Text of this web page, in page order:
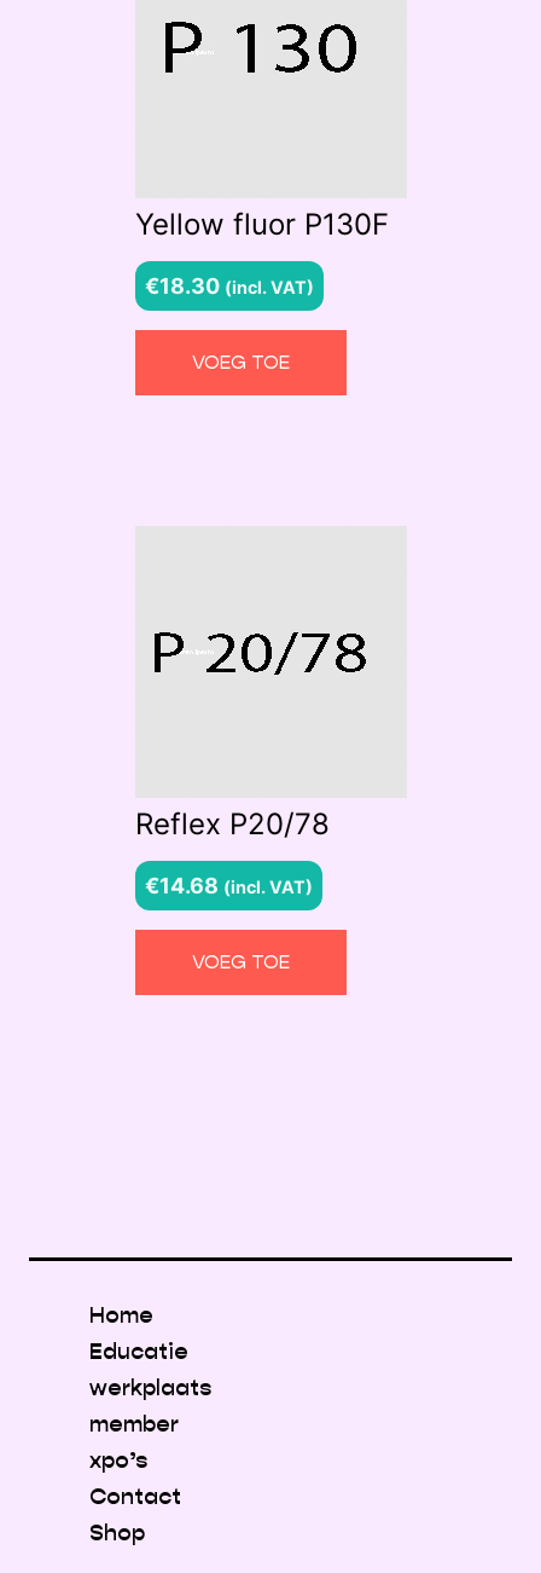
Yellow fluor P130F
€18.30 (incl. VAT)
VOEG TOE
Reflex P20/78
€14.68 (incl. VAT)
VOEG TOE
Home
Educatie
werkplaats
member
xpo’s
Contact
Shop